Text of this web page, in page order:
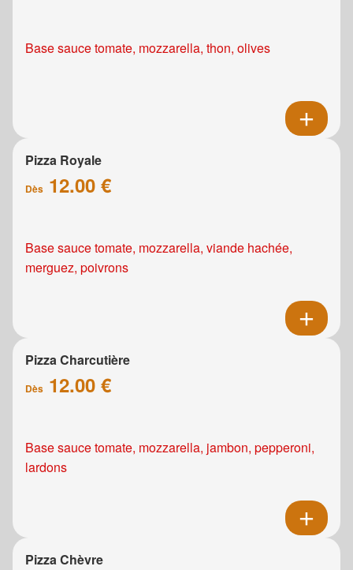
Base sauce tomate, mozzarella, thon, olives
Pizza Royale
Dès 12.00 €
Base sauce tomate, mozzarella, viande hachée,
merguez, poivrons
Pizza Charcutière
Dès 12.00 €
Base sauce tomate, mozzarella, jambon, pepperoni,
lardons
Pizza Chèvre